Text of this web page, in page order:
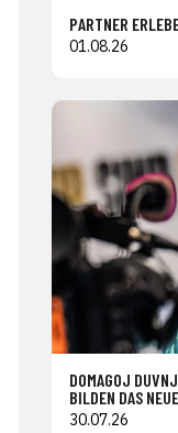
PARTNER
01.08.26
DOMAGOJ
BILDEN DAS
30.07.26